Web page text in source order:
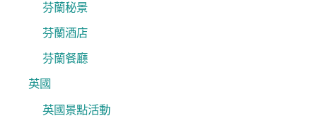
芬蘭秘景
芬蘭酒店
芬蘭餐廳
英國
英國景點活動